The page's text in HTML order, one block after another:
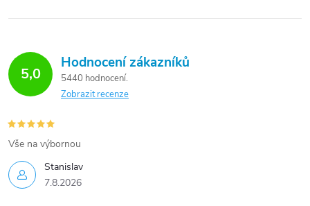
5,0
Hodnocení zákazníků
5440 hodnocení
Zobrazit recenze
Stanislav
7.8.2026
Vše na výbornou